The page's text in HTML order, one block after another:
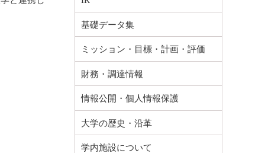
基礎データ集
ミッション・目標・計画・評価
財務・調達情報
情報公開・個人情報保護
大学の歴史・沿革
学内施設について